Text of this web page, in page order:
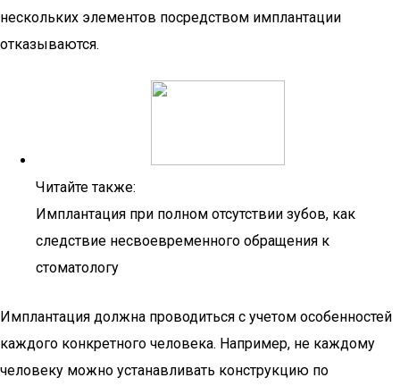
нескольких элементов посредством имплантации
отказываются.
Читайте также:
Имплантация при полном отсутствии зубов, как
следствие несвоевременного обращения к
стоматологу
Имплантация должна проводиться с учетом особенностей
каждого конкретного человека. Например, не каждому
человеку можно устанавливать конструкцию по